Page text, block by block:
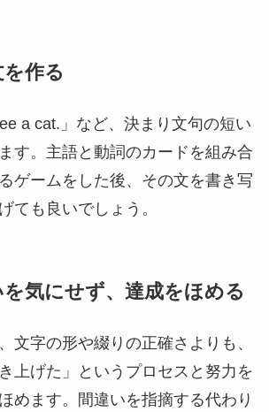
作る
a cat.」など、決まり文句の短い
す。主語と動詞のカードを組み合
ゲームをした後、その文を書き写
ても良いでしょう。
を気にせず、達成をほめる
文字の形や綴りの正確さよりも、
上げた」というプロセスと努力を
めます。間違いを指摘する代わり